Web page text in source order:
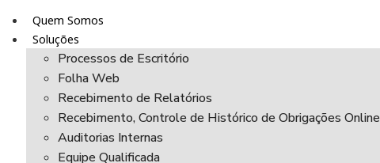
Quem Somos
Soluções
Processos de Escritório
Folha Web
Recebimento de Relatórios
Recebimento, Controle de Histórico de Obrigações Online
Auditorias Internas
Equipe Qualificada